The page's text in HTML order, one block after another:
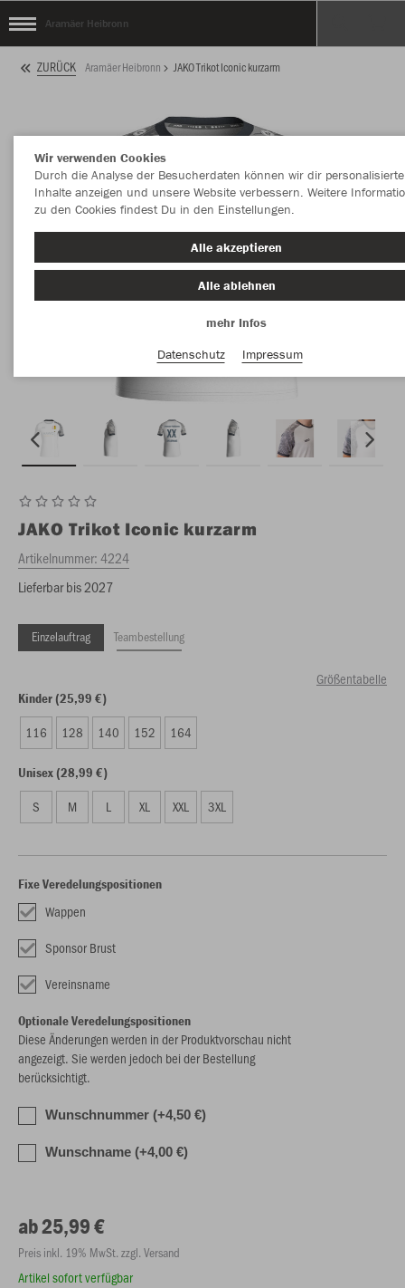
Aramäer Heibronn
ZURÜCK Aramäer Heibronn JAKO Trikot Iconic kurzarm
JAKO Trikot Iconic kurzarm
Artikelnummer:4224
Lieferbar bis 2027
Einzelauftrag Teambestellung
Größentabelle
Kinder (25,99 €)
116 128 140 152 164
Unisex (28,99 €)
S M L XL XXL 3XL
Fixe Veredelungspositionen
Wappen
Sponsor Brust
Vereinsname
Optionale Veredelungspositionen
Diese Änderungen werden in der Produktvorschau nicht
angezeigt. Sie werden jedoch bei der Bestellung
berücksichtigt.
Wunschnummer (+4,50 €)
Wunschname (+4,00 €)
ab 25,99 €
Preis inkl. 19% MwSt. zzgl. Versand
Artikel sofort verfügbar
Wir verwenden Cookies
Durch die Analyse der Besucherdaten können wir dir personalisierte
Inhalte anzeigen und unsere Website verbessern. Weitere
zu den Cookies findest Du in den Einstellungen.
Alle akzeptieren
Alle ablehnen
mehr Infos
Datenschutz
Impressum